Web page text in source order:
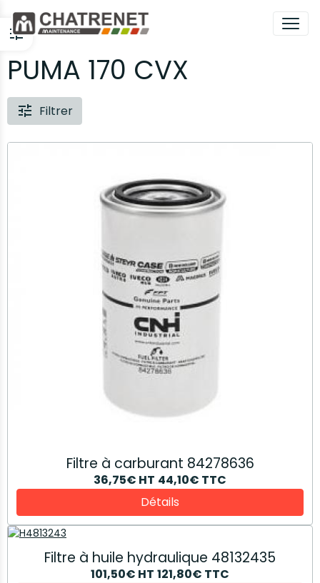
PUMA 170 CVX
Filtrer
Filtre à carburant 84278636
36,75€ HT 44,10€ TTC
Détails
Filtre à huile hydraulique 48132435
101,50€ HT 121,80€ TTC